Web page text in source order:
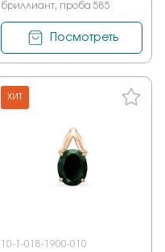
бриллиант, проба 585
Посмотреть
ХИТ
10-1-018-1900-010